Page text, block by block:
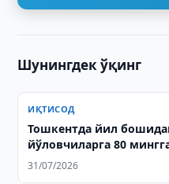
Шунингдек ўқинг
ИҚТИСОД
Тошкентда йил
йўловчиларга 80
солиндиТошкентда
31/07/2026